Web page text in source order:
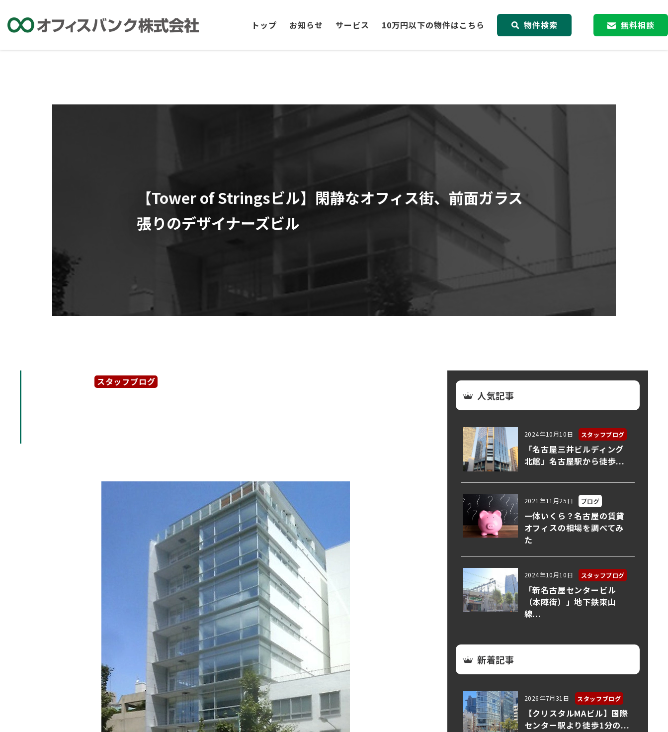
トップ お知らせ サービス 10万円以下の物件はこちら 物件検索 無料相談
【Tower of Stringsビル】閑静なオフィス街、前面ガラス
張りのデザイナーズビル
スタッフブログ
人気記事
2024年10月10日 スタッフブログ
「名古屋三井ビルディング
北館」名古屋駅から徒歩...
2021年11月25日 ブログ
一体いくら？名古屋の賃貸
オフィスの相場を調べてみ
た
2024年10月10日 スタッフブログ
「新名古屋センタービル
（本陣街）」地下鉄東山
線...
新着記事
2026年7月31日 スタッフブログ
【クリスタルMAビル】国際
センター駅より徒歩1分の...